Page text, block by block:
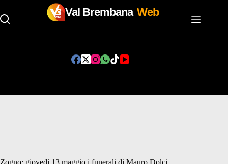
Val Brembana Web
Zogno: giovedì 13 maggio i funerali di Mauro Dolci